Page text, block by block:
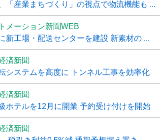
「産業まちづくり」の視点で物流機能も ...
メーション新聞WEB
新工場・配送センターを建設 新素材の ...
済新聞
システムを高度に トンネル工事を効率化
済新聞
ホテルを12月に開業 予約受け付けを開始
済新聞